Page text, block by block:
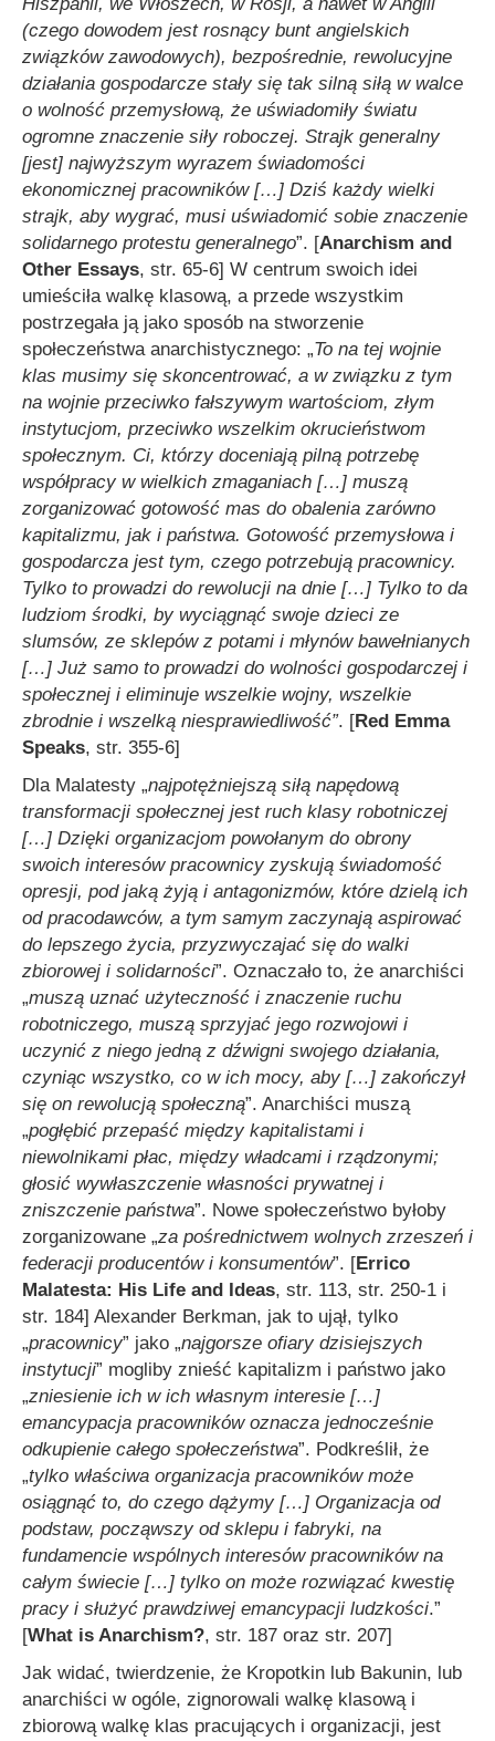
(czego dowodem jest rosnący bunt angielskich
związków zawodowych), bezpośrednie, rewolucyjne
działania gospodarcze stały się tak silną siłą w walce
o wolność przemysłową, że uświadomiły światu
ogromne znaczenie siły roboczej. Strajk generalny
[jest] najwyższym wyrazem świadomości
ekonomicznej pracowników […] Dziś każdy wielki
strajk, aby wygrać, musi uświadomić sobie znaczenie
solidarnego protestu generalnego”. [Anarchism and
Other Essays, str. 65-6] W centrum swoich idei
umieściła walkę klasową, a przede wszystkim
postrzegała ją jako sposób na stworzenie
społeczeństwa anarchistycznego: „To na tej wojnie
klas musimy się skoncentrować, a w związku z tym
na wojnie przeciwko fałszywym wartościom, złym
instytucjom, przeciwko wszelkim okrucieństwom
społecznym. Ci, którzy doceniają pilną potrzebę
współpracy w wielkich zmaganiach […] muszą
zorganizować gotowość mas do obalenia zarówno
kapitalizmu, jak i państwa. Gotowość przemysłowa i
gospodarcza jest tym, czego potrzebują pracownicy.
Tylko to prowadzi do rewolucji na dnie […] Tylko to da
ludziom środki, by wyciągnąć swoje dzieci ze
slumsów, ze sklepów z potami i młynów bawełnianych
[…] Już samo to prowadzi do wolności gospodarczej i
społecznej i eliminuje wszelkie wojny, wszelkie
zbrodnie i wszelką niesprawiedliwość”. [Red Emma
Speaks, str. 355-6]
Dla Malatesty „najpotężniejszą siłą napędową
transformacji społecznej jest ruch klasy robotniczej
[…] Dzięki organizacjom powołanym do obrony
swoich interesów pracownicy zyskują świadomość
opresji, pod jaką żyją i antagonizmów, które dzielą ich
od pracodawców, a tym samym zaczynają aspirować
do lepszego życia, przyzwyczajać się do walki
zbiorowej i solidarności”. Oznaczało to, że anarchiści
„muszą uznać użyteczność i znaczenie ruchu
robotniczego, muszą sprzyjać jego rozwojowi i
uczynić z niego jedną z dźwigni swojego działania,
czyniąc wszystko, co w ich mocy, aby […] zakończył
się on rewolucją społeczną”. Anarchiści muszą
„pogłębić przepaść między kapitalistami i
niewolnikami płac, między władcami i rządzonymi;
głosić wywłaszczenie własności prywatnej i
zniszczenie państwa”. Nowe społeczeństwo byłoby
zorganizowane „za pośrednictwem wolnych zrzeszeń i
federacji producentów i konsumentów”. [Errico
Malatesta: His Life and Ideas, str. 113, str. 250-1 i
str. 184] Alexander Berkman, jak to ujął, tylko
„pracownicy” jako „najgorsze ofiary dzisiejszych
instytucji” mogliby znieść kapitalizm i państwo jako
„zniesienie ich w ich własnym interesie […]
emancypacja pracowników oznacza jednocześnie
odkupienie całego społeczeństwa”. Podkreślił, że
„tylko właściwa organizacja pracowników może
osiągnąć to, do czego dążymy […] Organizacja od
podstaw, począwszy od sklepu i fabryki, na
fundamencie wspólnych interesów pracowników na
całym świecie […] tylko on może rozwiązać kwestię
pracy i służyć prawdziwej emancypacji ludzkości.”
[What is Anarchism?, str. 187 oraz str. 207]
Jak widać, twierdzenie, że Kropotkin lub Bakunin, lub
anarchiści w ogóle, zignorowali walkę klasową i
zbiorową walkę klas pracujących i organizacji, jest